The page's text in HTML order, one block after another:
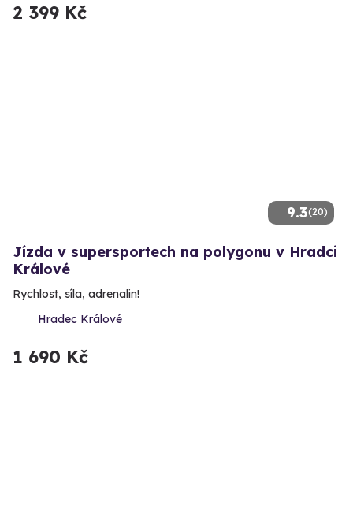
2 399 Kč
9.3(20)
Jízda v supersportech na polygonu v Hradci
Králové
Rychlost, síla, adrenalin!
Hradec Králové
1 690 Kč